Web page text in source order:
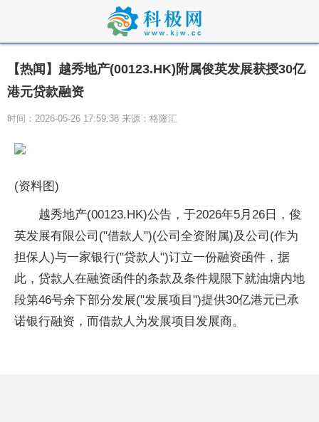
【热闻】越秀地产(00123.HK)附属俊英发展获授30亿
港元贷款融资
时间：2026-05-26 17:59:38 来源：格隆汇
(资料图)
越秀地产(00123.HK)公告，于2026年5月26日，俊
英发展有限公司("借款人")(公司全资附属)及公司(作为
担保人)与一家银行("贷款人")订立一份融资函件，据
此，贷款人在融资函件的条款及条件规限下就油塘内地
段第46号余下部分发展("发展项目")提供30亿港元已承
诺银行融资，而借款人为发展项目发展商。